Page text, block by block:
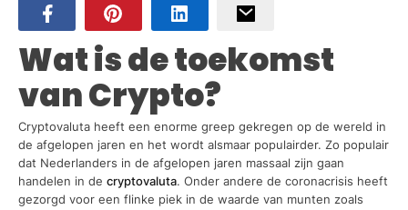
Wat is de toekomst
van Crypto?
Cryptovaluta heeft een enorme greep gekregen op de wereld in
de afgelopen jaren en het wordt alsmaar populairder. Zo populair
dat Nederlanders in de afgelopen jaren massaal zijn gaan
handelen in de cryptovaluta. Onder andere de coronacrisis heeft
gezorgd voor een flinke piek in de waarde van munten zoals